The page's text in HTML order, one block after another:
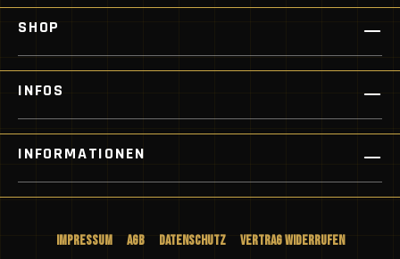
SHOP
INFOS
INFORMATIONEN
Impressum AGB Datenschutz Vertrag widerrufen